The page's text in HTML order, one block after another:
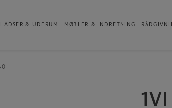
& UDERUM MØBLER & INDRETNING
Produkter